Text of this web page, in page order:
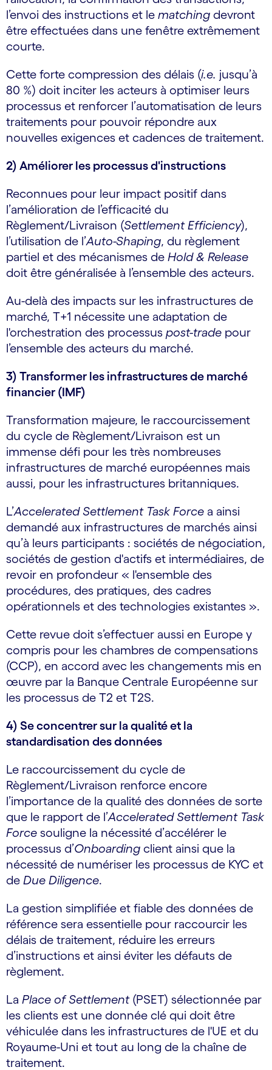
l’envoi des instructions et le matching devront
être effectuées dans une fenêtre extrêmement
courte.
Cette forte compression des délais (i.e. jusqu’à
80 %) doit inciter les acteurs à optimiser leurs
processus et renforcer l’automatisation de leurs
traitements pour pouvoir répondre aux
nouvelles exigences et cadences de traitement.
2) Améliorer les processus d'instructions
Reconnues pour leur impact positif dans
l’amélioration de l’efficacité du
Règlement/Livraison (Settlement Efficiency),
l’utilisation de l’Auto-Shaping, du règlement
partiel et des mécanismes de Hold & Release
doit être généralisée à l’ensemble des acteurs.
Au-delà des impacts sur les infrastructures de
marché, T+1 nécessite une adaptation de
l'orchestration des processus post-trade pour
l’ensemble des acteurs du marché.
3) Transformer les infrastructures de marché
financier (IMF)
Transformation majeure, le raccourcissement
du cycle de Règlement/Livraison est un
immense défi pour les très nombreuses
infrastructures de marché européennes mais
aussi, pour les infrastructures britanniques.
L’Accelerated Settlement Task Force a ainsi
demandé aux infrastructures de marchés ainsi
qu’à leurs participants : sociétés de négociation,
sociétés de gestion d'actifs et intermédiaires, de
revoir en profondeur « l'ensemble des
procédures, des pratiques, des cadres
opérationnels et des technologies existantes ».
Cette revue doit s’effectuer aussi en Europe y
compris pour les chambres de compensations
(CCP), en accord avec les changements mis en
œuvre par la Banque Centrale Européenne sur
les processus de T2 et T2S.
4) Se concentrer sur la qualité et la
standardisation des données
Le raccourcissement du cycle de
Règlement/Livraison renforce encore
l’importance de la qualité des données de sorte
que le rapport de l’Accelerated Settlement Task
Force souligne la nécessité d’accélérer le
processus d’Onboarding client ainsi que la
nécessité de numériser les processus de KYC et
de Due Diligence.
La gestion simplifiée et fiable des données de
référence sera essentielle pour raccourcir les
délais de traitement, réduire les erreurs
d’instructions et ainsi éviter les défauts de
règlement.
La Place of Settlement(PSET) sélectionnée par
les clients est une donnée clé qui doit être
véhiculée dans les infrastructures de l'UE et du
Royaume-Uni et tout au long de la chaîne de
traitement.